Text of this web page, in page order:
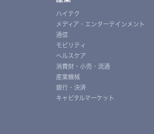
ハイテク
メディア・エンターテインメント
通信
モビリティ
ヘルスケア
消費財・小売・流通
産業機械
銀行・決済
キャピタルマーケット